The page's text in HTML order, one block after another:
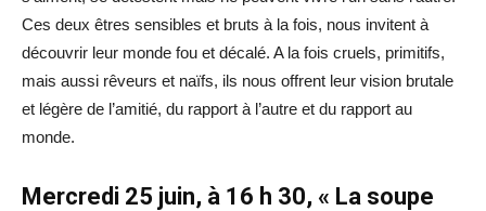
Ces deux êtres sensibles et bruts à la fois, nous invitent à
découvrir leur monde fou et décalé. A la fois cruels, primitifs,
mais aussi rêveurs et naïfs, ils nous offrent leur vision brutale
et légère de l’amitié, du rapport à l’autre et du rapport au
monde.
Mercredi 25 juin, à 16 h 30, « La soupe